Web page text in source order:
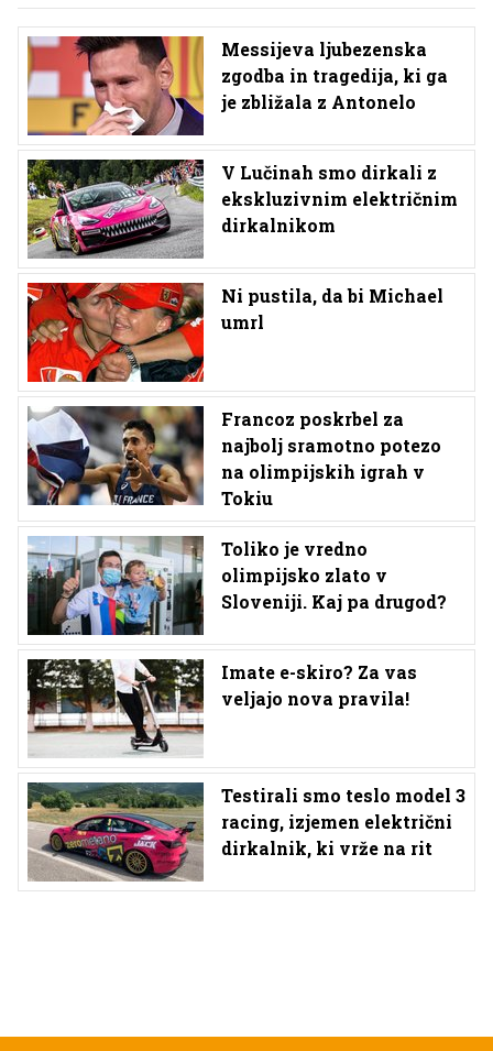
Messijeva ljubezenska
zgodba in tragedija, ki ga
je zbližala z Antonelo
V Lučinah smo dirkali z
ekskluzivnim električnim
dirkalnikom
Ni pustila, da bi Michael
umrl
Francoz poskrbel za
najbolj sramotno potezo
na olimpijskih igrah v
Tokiu
Toliko je vredno
olimpijsko zlato v
Sloveniji. Kaj pa drugod?
Imate e-skiro? Za vas
veljajo nova pravila!
Testirali smo teslo model 3
racing, izjemen električni
dirkalnik, ki vrže na rit